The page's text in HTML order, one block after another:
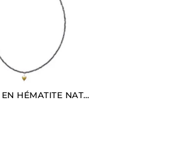
COLLIER EN HÉMATITE NATURELLE AVEC CHARM EN FORME DE CŒUR (LONGUEUR COURTE)